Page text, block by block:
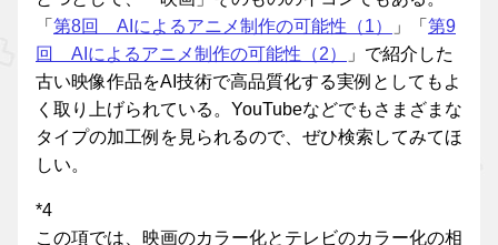
「 第8回 AIによるアニメ制作の可能性（1） 」「 第9
回 AIによるアニメ制作の可能性（2）
」で紹介した
古い映像作品をAI技術で高品質化する実例としてもよ
く取り上げられている。YouTubeなどでもさまざまな
タイプの加工例を見られるので、ぜひ検索してみてほ
しい。
*4
この項では、映画のカラー化とテレビのカラー化の相